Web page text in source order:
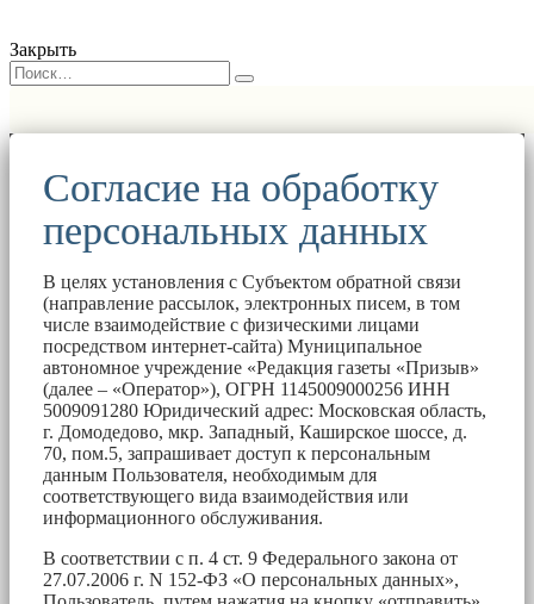
Закрыть
Согласие на обработку
персональных данных
В целях установления с Субъектом обратной связи
(направление рассылок, электронных писем, в том
числе взаимодействие с физическими лицами
посредством интернет-сайта) Муниципальное
автономное учреждение «Редакция газеты «Призыв»
(далее – «Оператор»), ОГРН 1145009000256 ИНН
5009091280 Юридический адрес: Московская область,
г. Домодедово, мкр. Западный, Каширское шоссе, д.
70, пом.5, запрашивает доступ к персональным
данным Пользователя, необходимым для
соответствующего вида взаимодействия или
информационного обслуживания.
В соответствии с п. 4 ст. 9 Федерального закона от
27.07.2006 г. N 152-ФЗ «О персональных данных»,